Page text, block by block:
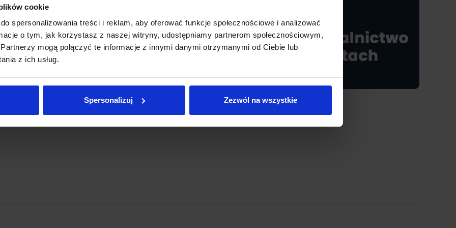
cookie
spersonalizowania treści i reklam, aby oferować funkcje społecznościowe i analizować
o tym, jak korzystasz z naszej witryny, udostępniamy partnerom społecznościowym,
mogą połączyć te informacje z innymi danymi otrzymanymi od Ciebie lub
z ich usług.
Spersonalizuj Zezwól na wszystkie
Samorządowcy wskazywali też, że sytuacja
czy wojnę na Ukrainie. Należy więc z wyprzedzeniem
że 2 lata temu cena gwałtownie wzrosła nawet do 2,7
Motyka argumentował, że po zmianie założeń
nie dotyczy jednostek samorządu terytorialnego, stąd nie